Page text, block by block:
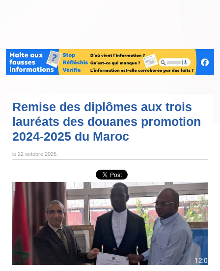
Remise des diplômes aux trois
lauréats des douanes promotion
2024-2025 du Maroc
le 22 octobre 2025